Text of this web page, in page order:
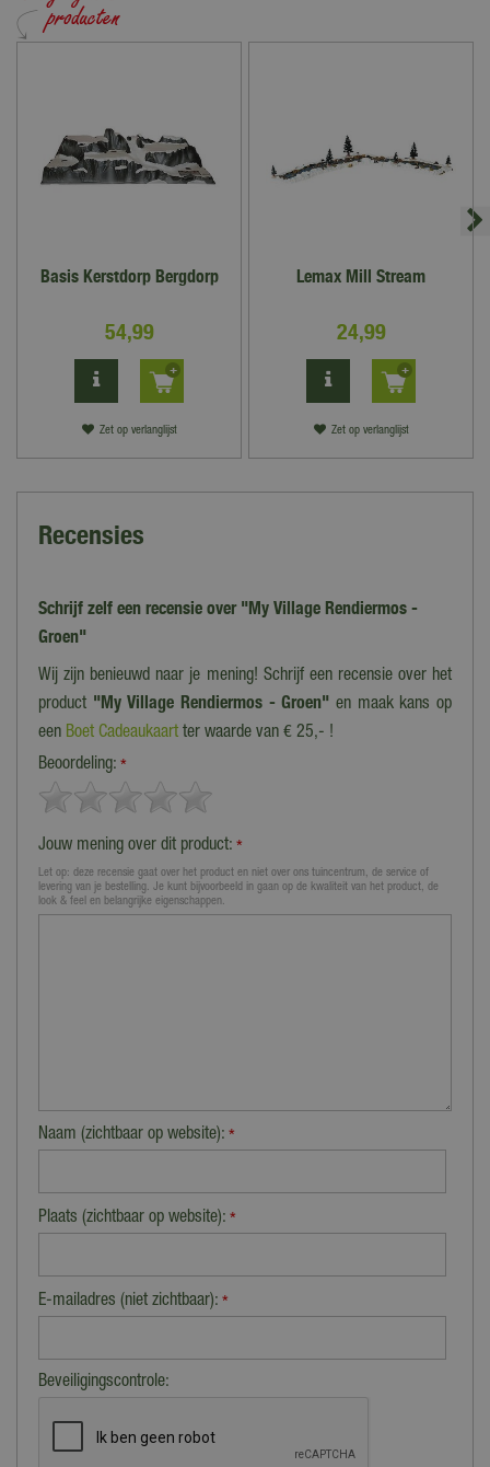
Basis Kerstdorp Bergdorp
54,99
Zet op verlanglijst
Lemax Mill Stream
24,99
Zet op verlanglijst
Recensies
Schrijf zelf een recensie over "My Village Rendiermos -
Groen"
Wij zijn benieuwd naar je mening! Schrijf een recensie over het
product "My Village Rendiermos - Groen" en maak kans op
een Boet Cadeaukaart ter waarde van € 25,- !
Beoordeling: *
Jouw mening over dit product: *
Let op: deze recensie gaat over het product en niet over ons tuincentrum, de service of
levering van je bestelling. Je kunt bijvoorbeeld in gaan op de kwaliteit van het product, de
look & feel en belangrijke eigenschappen.
Naam (zichtbaar op website): *
Plaats (zichtbaar op website): *
E-mailadres (niet zichtbaar): *
Beveiligingscontrole: